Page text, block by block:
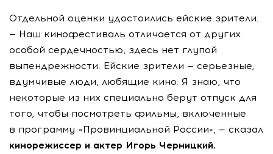
Отдельной оценки удостоились ейские зрители.
— Наш кинофестиваль отличается от других
особой сердечностью, здесь нет глупой
выпендрежности. Ейские зрители — серьезные,
вдумчивые люди, любящие кино. Я знаю, что
некоторые из них специально берут отпуск для
того, чтобы посмотреть фильмы, включенные
в программу «Провинциальной России», — сказал
кинорежиссер и актер Игорь Черницкий.